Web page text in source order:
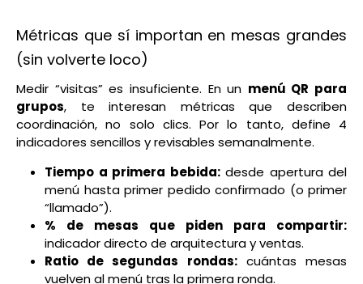
Métricas que sí importan en mesas grandes
(sin volverte loco)
Medir “visitas” es insuficiente. En un menú QR para
grupos, te interesan métricas que describen
coordinación, no solo clics. Por lo tanto, define 4
indicadores sencillos y revisables semanalmente.
Tiempo a primera bebida:desde apertura del
menú hasta primer pedido confirmado (o primer
“llamado”).
% de mesas que piden para compartir:
indicador directo de arquitectura y ventas.
Ratio de segundas rondas:cuántas mesas
vuelven al menú tras la primera ronda.